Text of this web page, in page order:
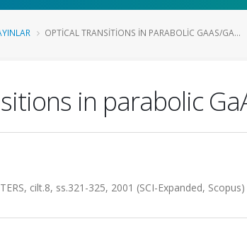
OPTICAL TRANSITIONS IN PARABOLIC GAAS/GA...
in parabolic
cilt.8, ss.321-325, 2001 (SCI-Expanded, Scopus)